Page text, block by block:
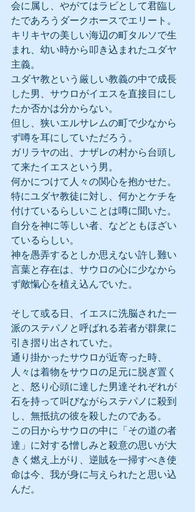
会に属し、やがてはラビとして君臨し
たであろうダークホースでエリート。
キリキヤの美しい海辺の町タルソで生
まれ、幼い時から叩き込まれたユダヤ
主義。
ユダヤ教という厳しい教義の中で成長
した男、サウロがイエスを直接目にし
たか否かは分からない。
但し、狭いエルサレムの町で少なから
ず噂を耳にしていただろう。
ガリラヤの出、ナザレの村から台頭し
て来たイエスという男。
何かにつけて人々の関心を抱かせた。
特にユダヤ教徒に対し、何かとケチを
付けているらしいことは噂に聞いた。
自分を神に等しい者、などともほざい
ているらしい。
神を愚弄するとしか思えない許し難い
言葉と存在は、サウロの心に少なから
ず敵愾心を植え込んでいた。
そして或る日、イエスに洗脳された一
派のステパノと呼ばれる若者が群衆に
引き摺り出されていた。
通り掛かったサウロが近寄った時、
人々は着物をサウロの足元に脱ぎ置く
と、怒り心頭に達した男達それぞれが
石を持って叫びながらステパノに殺到
し、無抵抗の彼を殺したのである。
この日からサウロの中に「その道の者
達」に対する憎しみと殺意の思いが大
きく燃え上がり、逆賊を一掃すべき使
命は今、我が身に与えられたと思い込
んだ。